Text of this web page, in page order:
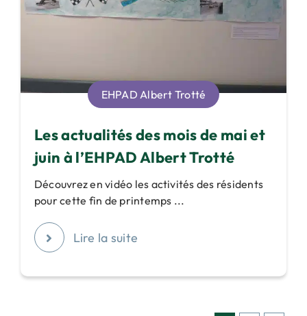
EHPAD Albert Trotté
Les actualités des mois de mai et
juin à l’EHPAD Albert Trotté
Découvrez en vidéo les activités des résidents
pour cette fin de printemps ...
Lire la suite